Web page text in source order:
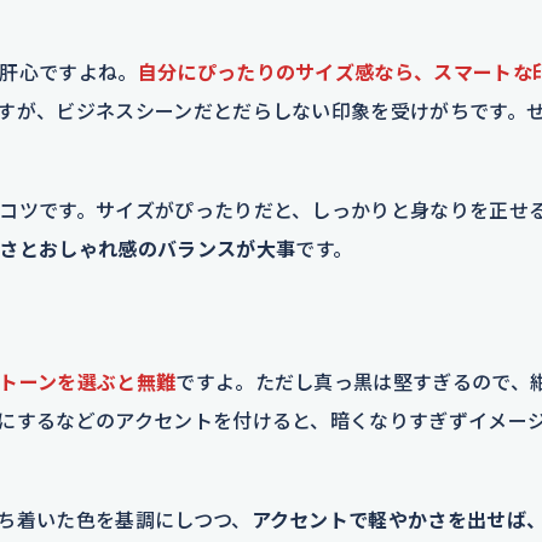
心ですよね。
自分にぴったりのサイズ感なら、スマートな
が、ビジネスシーンだとだらしない印象を受けがちです。
ツです。サイズがぴったりだと、しっかりと身なりを正せ
とおしゃれ感のバランスが大事です。
ーンを選ぶと無難ですよ。ただし真っ黒は堅すぎるので、
するなどのアクセントを付けると、暗くなりすぎずイメー
いた色を基調にしつつ、 アクセントで軽やかさを出せば